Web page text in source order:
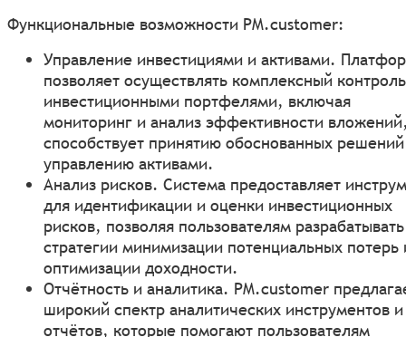
Функциональные возможности PM.customer:
Управление инвестициями и активами.
позволяет осуществлять комплексный
инвестиционными портфелями, включая
мониторинг и анализ эффективности
способствует принятию обоснованных
управлению активами.
Анализ рисков. Система предоставляет
для идентификации и оценки инвестиционных
рисков, позволяя пользователям разрабатывать
стратегии минимизации потенциальных потерь
оптимизации доходности.
Отчётность и аналитика. PM.customer
широкий спектр аналитических инструментов и
отчётов, которые помогают пользователям